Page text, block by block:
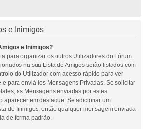
e Inimigos
e Inimigos?
para organizar os outros Utilizadores do Fórum.
na sua Lista de Amigos serão listados com
do Utilizador com acesso rápido para ver
e para enviá-los Mensagens Privadas. Se solicitar
as Mensagens enviadas por estes
aparecer em destaque. Se adicionar um
de Inimigos, então qualquer mensagem enviada
de forma padrão.